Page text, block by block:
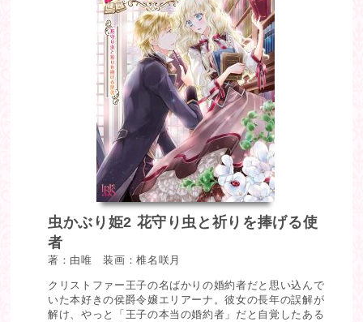
虫かぶり姫2 花守り虫と祈りを捧げる使
者
著：由唯 装画：椎名咲月
クリストファー王子の名ばかりの婚約者だと思い込んで
いた本好きの侯爵令嬢エリアーナ。彼女の長年の誤解が
解け、やっと「王子の本当の婚約者」だと自覚したある